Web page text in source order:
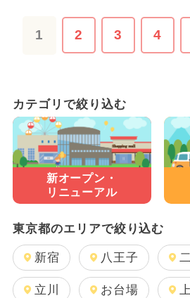
1 2 3 4
カテゴリで絞り込む
新オープン・
リニューアル
東京都のエリアで絞り込む
新宿 八王子
立川 お台場